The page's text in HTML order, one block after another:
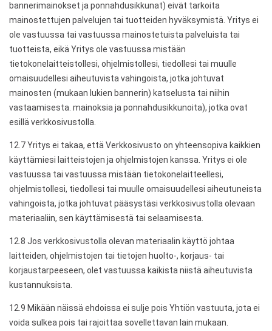
bannerimainokset ja ponnahdusikkunat) eivät tarkoita
mainostettujen palvelujen tai tuotteiden hyväksymistä. Yritys ei
ole vastuussa tai vastuussa mainostetuista palveluista tai
tuotteista, eikä Yritys ole vastuussa mistään
tietokonelaitteistollesi, ohjelmistollesi, tiedollesi tai muulle
omaisuudellesi aiheutuvista vahingoista, jotka johtuvat
mainosten (mukaan lukien bannerin) katselusta tai niihin
vastaamisesta. mainoksia ja ponnahdusikkunoita), jotka ovat
esillä verkkosivustolla.
12.7 Yritys ei takaa, että Verkkosivusto on yhteensopiva kaikkien
käyttämiesi laitteistojen ja ohjelmistojen kanssa. Yritys ei ole
vastuussa tai vastuussa mistään tietokonelaitteellesi,
ohjelmistollesi, tiedollesi tai muulle omaisuudellesi aiheutuneista
vahingoista, jotka johtuvat pääsystäsi verkkosivustolla olevaan
materiaaliin, sen käyttämisestä tai selaamisesta.
12.8 Jos verkkosivustolla olevan materiaalin käyttö johtaa
laitteiden, ohjelmistojen tai tietojen huolto-, korjaus- tai
korjaustarpeeseen, olet vastuussa kaikista niistä aiheutuvista
kustannuksista.
12.9 Mikään näissä ehdoissa ei sulje pois Yhtiön vastuuta, jota ei
voida sulkea pois tai rajoittaa sovellettavan lain mukaan.